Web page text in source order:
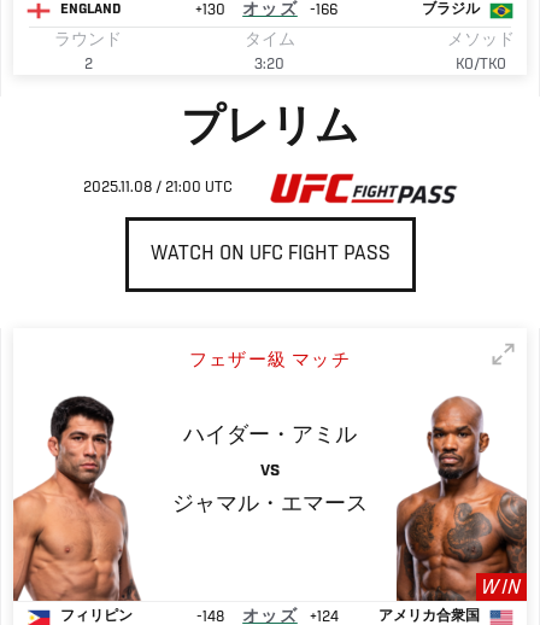
ENGLAND +130 オッズ -166 ブラジル
ラウンド
2
タイム
3:20
メソッド
KO/TKO
プレリム
2025.11.08 / 21:00 UTC
WATCH ON UFC FIGHT PASS
フェザー級 マッチ
ハイダー・アミル
VS
ジャマル・エマース
WIN
フィリピン -148 オッズ +124 アメリカ合衆国